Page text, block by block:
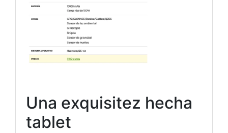
Una exquisitez hecha
tablet